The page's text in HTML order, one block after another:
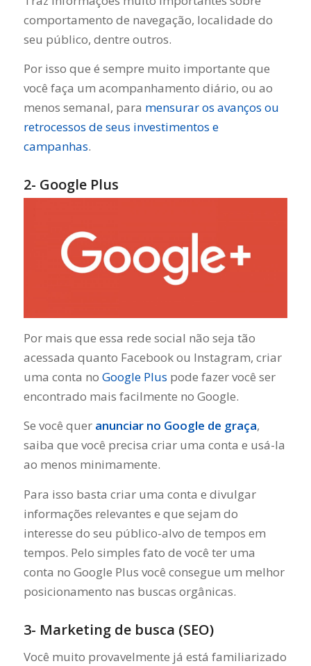
comportamento de navegação, localidade do
seu público, dentre outros.
Por isso que é sempre muito importante que
você faça um acompanhamento diário, ou ao
menos semanal, para mensurar os avanços ou
retrocessos de seus investimentos e
campanhas.
2- Google Plus
Por mais que essa rede social não seja tão
acessada quanto Facebook ou Instagram, criar
uma conta no Google Plus pode fazer você ser
encontrado mais facilmente no Google.
Se você queranunciar no Google de graça,
saiba que você precisa criar uma conta e usá-la
ao menos minimamente.
Para isso basta criar uma conta e divulgar
informações relevantes e que sejam do
interesse do seu público-alvo de tempos em
tempos. Pelo simples fato de você ter uma
conta no Google Plus você consegue um melhor
posicionamento nas buscas orgânicas.
3- Marketing de busca (SEO)
Você muito provavelmente já está familiarizado